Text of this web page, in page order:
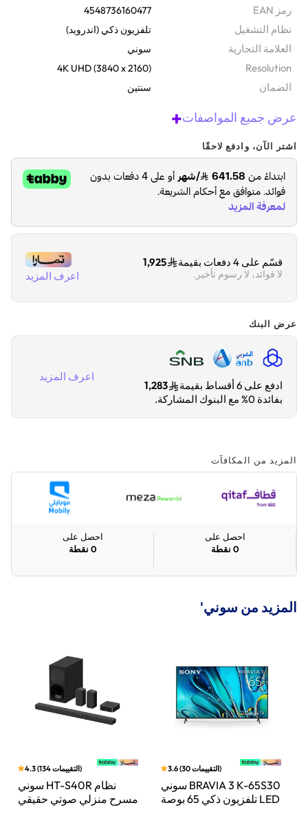
رمز EAN 4548736160477
نظام التشغيل تلفزيون ذكي (اندرويد)
‫العلامة التجارية سوني
Resolution
4K UHD (3840 x 2160)
الضمان‬ سنتين
عرض جميع المواصفات+
اشتر الآن، وادفع لاحقًا
قسّم على 4 دفعات بقيمة 1,925
لا فوائد، لا رسوم تأخير. اعرف المزيد
عرض البنك
ادفع على 6 أقساط بقيمة
1,283
بفائدة 0% مع البنوك المشاركة.
اعرف المزيد
المزيد من المكافآت
احصل على
0 نقطة
احصل على
0 نقطة
المزيد من سوني'
4.3(134التقييمات)
سوني HT-S40R نظام
مسرح منزلي صوتي حقيقي
3.6(30التقييمات)
سوني BRAVIA 3 K-65S30
تلفزيون ذكي 65 بوصة LED